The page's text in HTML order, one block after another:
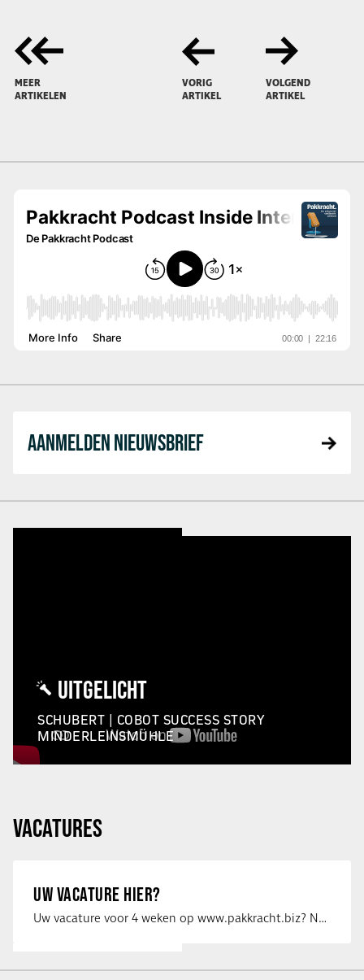
MEER
ARTIKELEN
VORIG
ARTIKEL
VOLGEND
ARTIKEL
AANMELDEN NIEUWSBRIEF
UITGELICHT
SCHUBERT | COBOT SUCCESS STORY
MINDERLEINSMÜHLE
VACATURES
UW VACATURE HIER?
Uw vacature voor 4 weken op www.pakkracht.biz? Neem dan contact op met Yannick van …